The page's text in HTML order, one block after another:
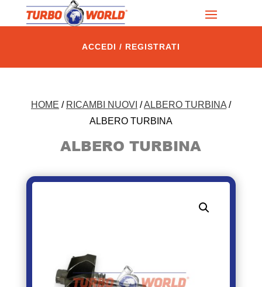
ACCEDI / REGISTRATI
HOME / RICAMBI NUOVI /ALBERO TURBINA/
ALBERO TURBINA
ALBERO TURBINA